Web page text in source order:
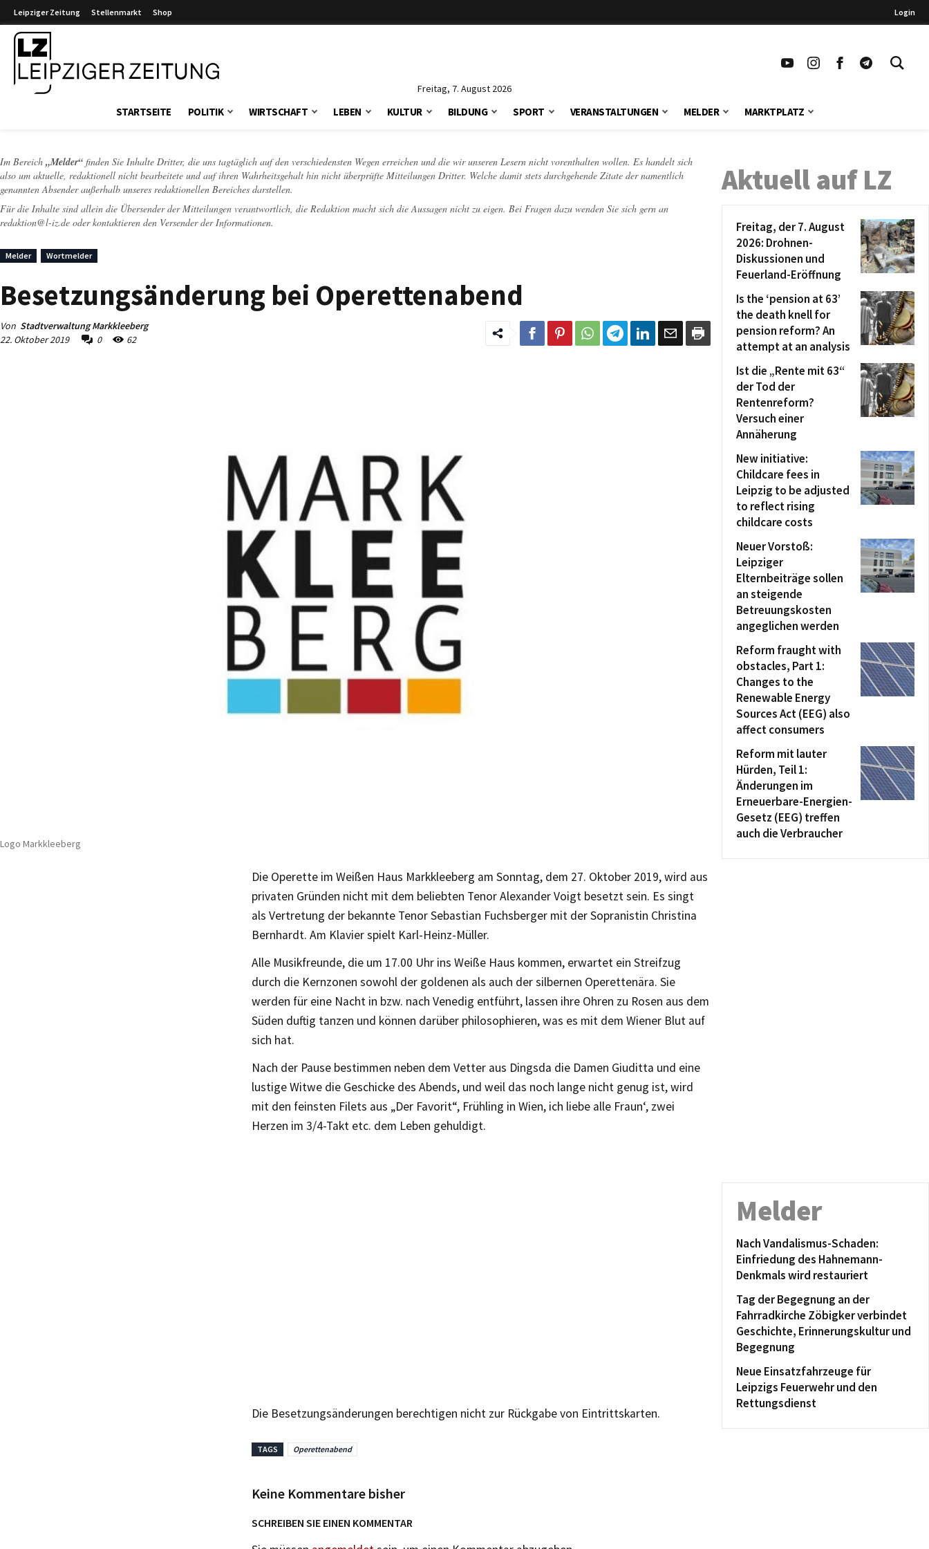
Leipziger Zeitung Stellenmarkt Shop Login
Freitag, 7. August 2026
STARTSEITE POLITIK WIRTSCHAFT LEBEN KULTUR BILDUNG SPORT VERANSTALTUNGEN MELDER MARKTPLATZ
Im Bereich „Melder“ finden Sie Inhalte Dritter, die uns tagtäglich auf den verschiedensten Wegen erreichen und die wir unseren Lesern nicht vorenthalten wollen. Es handelt sich
also um aktuelle, redaktionell nicht bearbeitete und auf ihren Wahrheitsgehalt hin nicht überprüfte Mitteilungen Dritter. Welche damit stets durchgehende Zitate der namentlich
genannten Absender außerhalb unseres redaktionellen Bereiches darstellen.
Für die Inhalte sind allein die Übersender der Mitteilungen verantwortlich, die Redaktion macht sich die Aussagen nicht zu eigen. Bei Fragen dazu wenden Sie sich gern an
redaktion@l-iz.de oder kontaktieren den Versender der Informationen.
Melder Wortmelder
Besetzungsänderung bei Operettenabend
Von Stadtverwaltung Markkleeberg
22. Oktober 2019
0 62
Logo Markkleeberg
Die Operette im Weißen Haus Markkleeberg am Sonntag, dem 27. Oktober 2019, wird aus
privaten Gründen nicht mit dem beliebten Tenor Alexander Voigt besetzt sein. Es singt
als Vertretung der bekannte Tenor Sebastian Fuchsberger mit der Sopranistin Christina
Bernhardt. Am Klavier spielt Karl-Heinz-Müller.
Alle Musikfreunde, die um 17.00 Uhr ins Weiße Haus kommen, erwartet ein Streifzug
durch die Kernzonen sowohl der goldenen als auch der silbernen Operettenära. Sie
werden für eine Nacht in bzw. nach Venedig entführt, lassen ihre Ohren zu Rosen aus dem
Süden duftig tanzen und können darüber philosophieren, was es mit dem Wiener Blut auf
sich hat.
Nach der Pause bestimmen neben dem Vetter aus Dingsda die Damen Giuditta und eine
lustige Witwe die Geschicke des Abends, und weil das noch lange nicht genug ist, wird
mit den feinsten Filets aus „Der Favorit“, Frühling in Wien, ich liebe alle Fraun‘, zwei
Herzen im 3/4-Takt etc. dem Leben gehuldigt.
Die Besetzungsänderungen berechtigen nicht zur Rückgabe von Eintrittskarten.
TAGS Operettenabend
Keine Kommentare bisher
SCHREIBEN SIE EINEN KOMMENTAR
Aktuell auf LZ
Freitag, der 7. August
2026: Drohnen-
Diskussionen und
Feuerland-Eröffnung
Is the ‘pension at 63’
the death knell for
pension reform? An
attempt at an analysis
Ist die „Rente mit 63“
der Tod der
Rentenreform?
Versuch einer
Annäherung
New initiative:
Childcare fees in
Leipzig to be adjusted
to reflect rising
childcare costs
Neuer Vorstoß:
Leipziger
Elternbeiträge sollen
an steigende
Betreuungskosten
angeglichen werden
Reform fraught with
obstacles, Part 1:
Changes to the
Renewable Energy
Sources Act (EEG) also
affect consumers
Reform mit lauter
Hürden, Teil 1:
Änderungen im
Erneuerbare-Energien-
Gesetz (EEG) treffen
auch die Verbraucher
Melder
Nach Vandalismus-Schaden:
Einfriedung des Hahnemann-
Denkmals wird restauriert
Tag der Begegnung an der
Fahrradkirche Zöbigker verbindet
Geschichte, Erinnerungskultur und
Begegnung
Neue Einsatzfahrzeuge für
Leipzigs Feuerwehr und den
Rettungsdienst